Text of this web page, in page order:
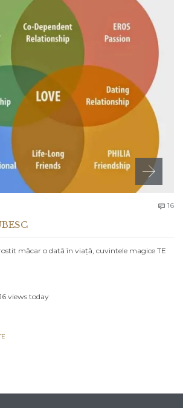
 16
măcar o dată în viață, cuvintele magice TE
36 views today